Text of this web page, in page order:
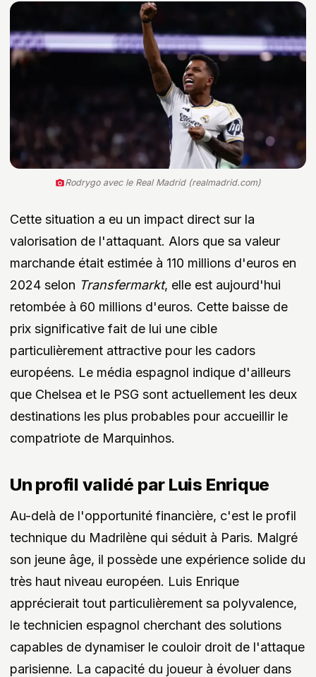
Rodrygo avec le Real Madrid (realmadrid.com)
Cette situation a eu un impact direct sur la
valorisation de l'attaquant. Alors que sa valeur
marchande était estimée à 110 millions d'euros en
2024 selon Transfermarkt, elle est aujourd'hui
retombée à 60 millions d'euros. Cette baisse de
prix significative fait de lui une cible
particulièrement attractive pour les cadors
européens. Le média espagnol indique d'ailleurs
que Chelsea et le PSG sont actuellement les deux
destinations les plus probables pour accueillir le
compatriote de Marquinhos.
Un profil validé par Luis Enrique
Au-delà de l'opportunité financière, c'est le profil
technique du Madrilène qui séduit à Paris. Malgré
son jeune âge, il possède une expérience solide du
très haut niveau européen. Luis Enrique
apprécierait tout particulièrement sa polyvalence,
le technicien espagnol cherchant des solutions
capables de dynamiser le couloir droit de l'attaque
parisienne. La capacité du joueur à évoluer dans